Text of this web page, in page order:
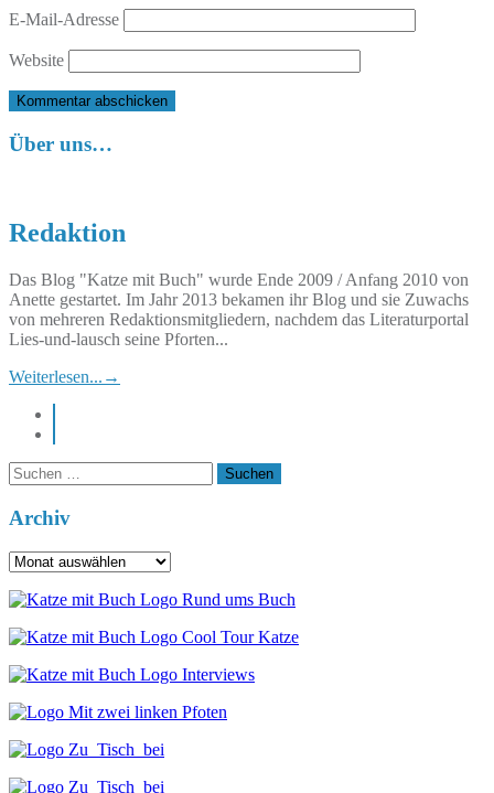
E-Mail-Adresse
Website
Über uns…
Redaktion
Das Blog "Katze mit Buch" wurde Ende 2009 / Anfang 2010 von
Anette gestartet. Im Jahr 2013 bekamen ihr Blog und sie Zuwachs
von mehreren Redaktionsmitgliedern, nachdem das Literaturportal
Lies-und-lausch seine Pforten...
Weiterlesen... →
Suchen
nach:
Archiv
Archiv